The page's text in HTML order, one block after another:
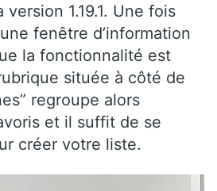
1.19.1. Une fois
fenêtre d’information
la fonctionnalité est
située à côté de
regroupe alors
et il suffit de se
créer votre liste.